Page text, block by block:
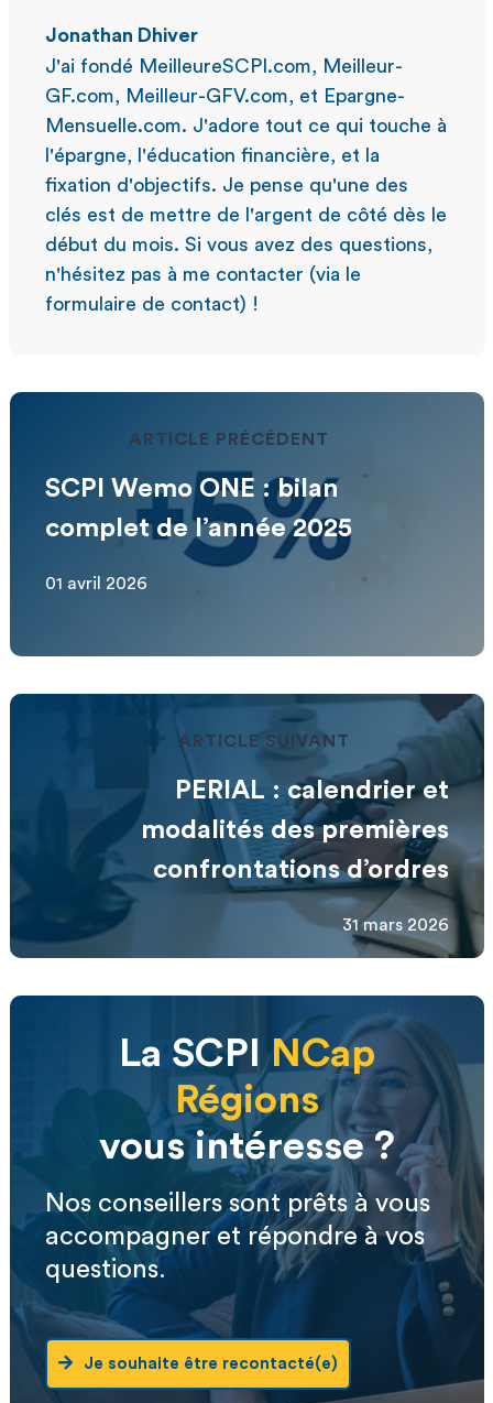
Jonathan Dhiver
J'ai fondé MeilleureSCPI.com, Meilleur-
GF.com, Meilleur-GFV.com, et Epargne-
Mensuelle.com. J'adore tout ce qui touche à
l'épargne, l'éducation financière, et la
fixation d'objectifs. Je pense qu'une des
clés est de mettre de l'argent de côté dès le
début du mois. Si vous avez des questions,
n'hésitez pas à me contacter (via le
formulaire de contact) !
ARTICLE PRÉCÉDENT
SCPI Wemo ONE : bilan
complet de l’année 2025
01 avril 2026
ARTICLE SUIVANT
PERIAL : calendrier et
modalités des premières
confrontations d’ordres
31 mars 2026
La SCPI NCap
Régions
vous intéresse ?
Nos conseillers sont prêts à vous
accompagner et répondre à vos
questions.
Je souhaite être recontacté(e)